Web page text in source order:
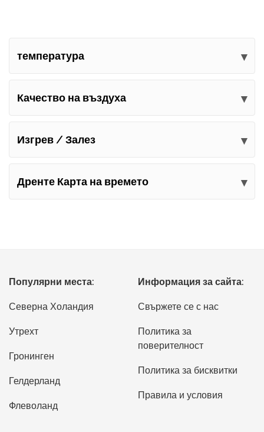
температура
Качество на въздуха
Изгрев / Залез
Дренте Карта на времето
Популярни места:
Северна Холандия
Утрехт
Гронинген
Гелдерланд
Флеволанд
Информация за сайта:
Свържете се с нас
Политика за
поверителност
Политика за бисквитки
Правила и условия